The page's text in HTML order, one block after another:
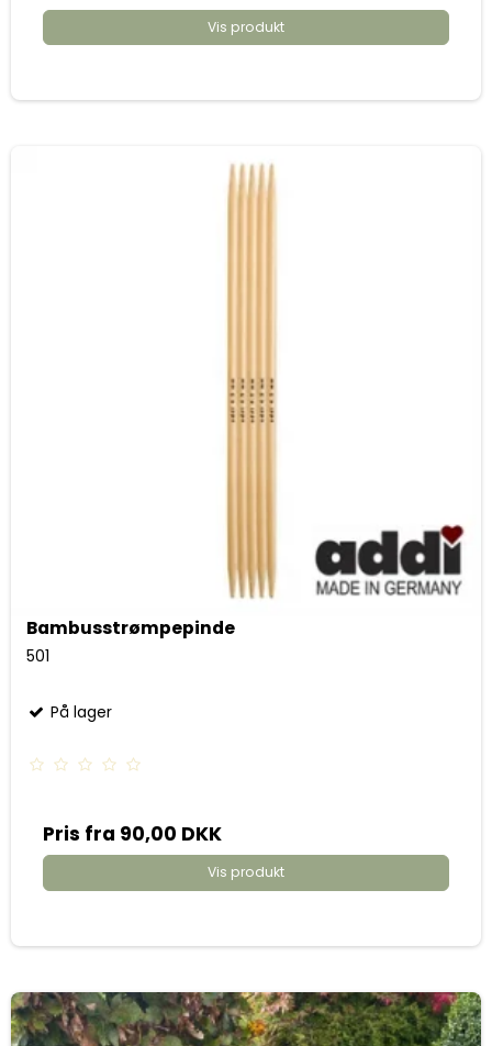
Vis produkt
Bambusstrømpepinde
501
På lager
Pris fra 90,00 DKK
Vis produkt